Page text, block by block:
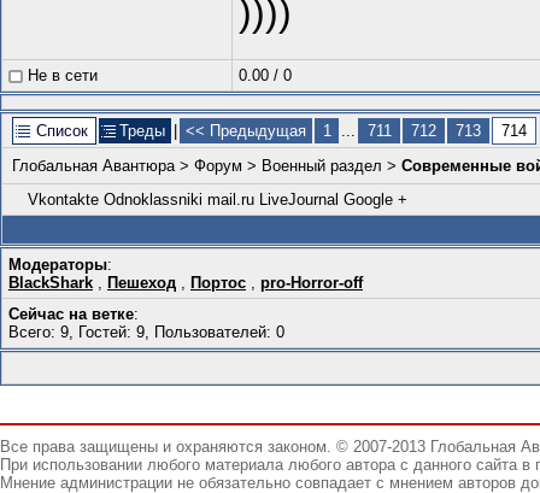
))))
Не в сети 0.00 / 0
Список Треды << Предыдущая 1 ... 711 712 713
714
Глобальная Авантюра> Форум > Военный раздел > Современные
Vkontakte Odnoklassniki mail.ru LiveJournal Google +
Модераторы:
BlackShark , Пешеход , Портос , pro-Horror-off
Сейчас на ветке:
Всего: 9, Гостей: 9, Пользователей: 0
Все права защищены и охраняются законом. © 2007-2013 Глобальная
При использовании любого материала любого автора с данного сайта
Мнение администрации не обязательно совпадает с мнением авторов